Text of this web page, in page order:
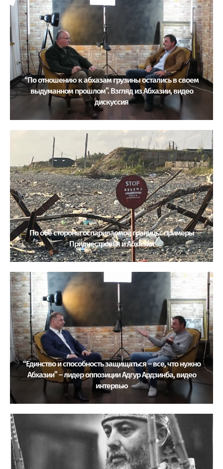
“По отношению к абхазам грузины остались в своем
выдуманном прошлом”. Взгляд из Абхазии, видео
дискуссия
По обе стороны оспариваемой границы: примеры
Приднестровья и Абхазии
“Единство и способность защищаться – все, что нужно
Абхазии” – лидер оппозиции Адгур Ардзинба, видео
интервью